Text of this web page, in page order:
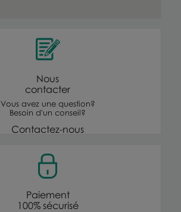
Nous
contacter
Vous avez une question?
Besoin d'un conseil?
Contactez-nous
Paiement
100% sécurisé